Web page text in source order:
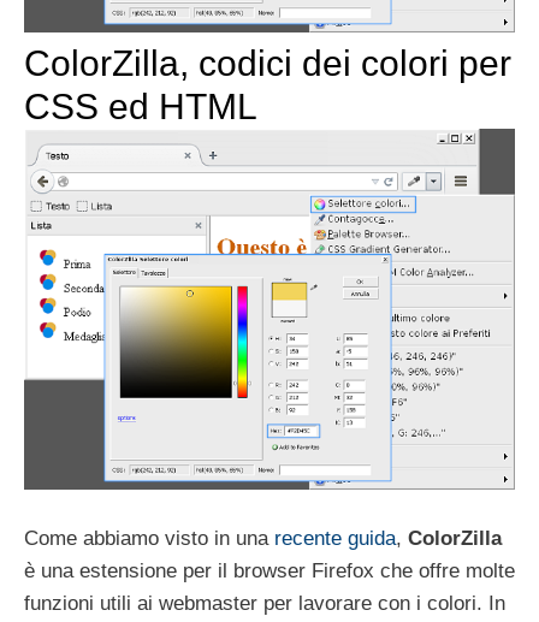
ColorZilla, codici dei colori per
CSS ed HTML
Come abbiamo visto in una recente guida, ColorZilla
è una estensione per il browser Firefox che offre molte
funzioni utili ai webmaster per lavorare con i colori. In